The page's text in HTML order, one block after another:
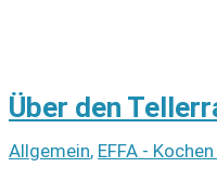
Über den
Allgemein, EFFA -